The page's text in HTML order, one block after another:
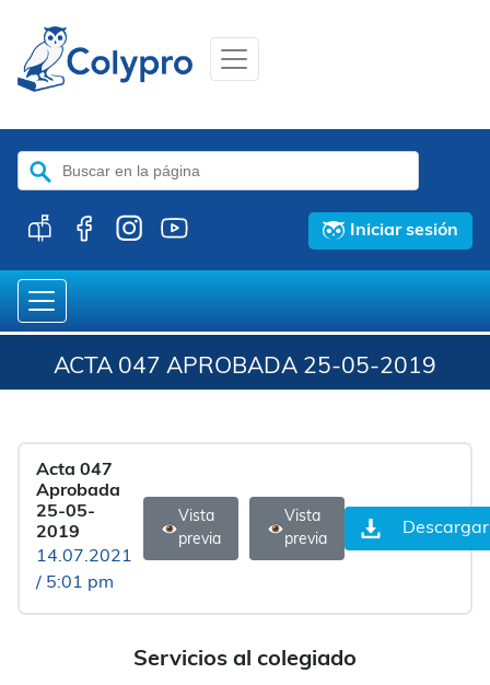
Buscar:
Iniciar sesión
ACTA 047 APROBADA 25-05-2019
Servicios al colegiado
Acta 047
Aprobada
25-05-
2019
14.07.2021
/ 5:01 pm
Vista
previa
Vista
previa
Descargar